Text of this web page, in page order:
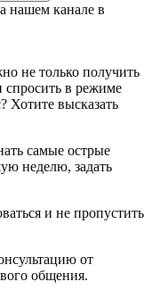
нашем канале в
не только получить
спросить в режиме
Хотите высказать
самые острые
неделю, задать
и не пропустить
от
общения.